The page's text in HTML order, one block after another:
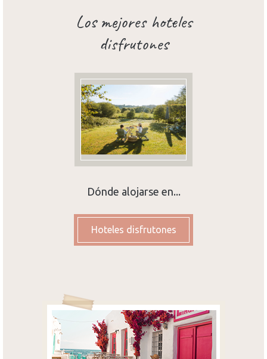
Los mejores hoteles
disfrutones
Dónde alojarse en...
Hoteles disfrutones